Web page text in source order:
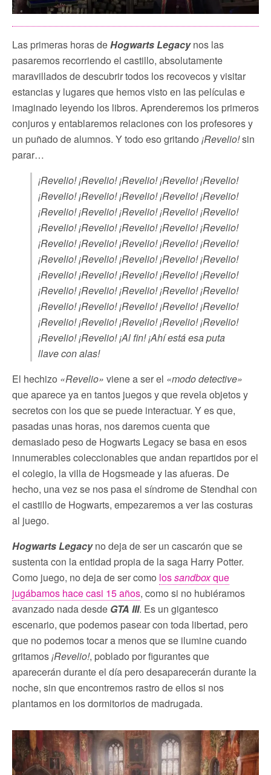
Las primeras horas deHogwarts Legacynos las
pasaremos recorriendo el castillo, absolutamente
maravillados de descubrir todos los recovecos y visitar
estancias y lugares que hemos visto en las películas e
imaginado leyendo los libros. Aprenderemos los primeros
conjuros y entablaremos relaciones con los profesores y
un puñado de alumnos. Y todo eso gritando ¡Revelio!sin
parar…
¡Revelio! ¡Revelio! ¡Revelio! ¡Revelio! ¡Revelio!
¡Revelio! ¡Revelio! ¡Revelio! ¡Revelio! ¡Revelio!
¡Revelio! ¡Revelio! ¡Revelio! ¡Revelio! ¡Revelio!
¡Revelio! ¡Revelio! ¡Revelio! ¡Revelio! ¡Revelio!
¡Revelio! ¡Revelio! ¡Revelio! ¡Revelio! ¡Revelio!
¡Revelio! ¡Revelio! ¡Revelio! ¡Revelio! ¡Revelio!
¡Revelio! ¡Revelio! ¡Revelio! ¡Revelio! ¡Revelio!
¡Revelio! ¡Revelio! ¡Revelio! ¡Revelio! ¡Revelio!
¡Revelio! ¡Revelio! ¡Revelio! ¡Revelio! ¡Revelio!
¡Revelio! ¡Revelio! ¡Revelio! ¡Revelio! ¡Revelio!
¡Revelio! ¡Revelio! ¡Al fin! ¡Ahí está esa puta
llave con alas!
El hechizo «Revelio» viene a ser el «modo detective»
que aparece ya en tantos juegos y que revela objetos y
secretos con los que se puede interactuar. Y es que,
pasadas unas horas, nos daremos cuenta que
demasiado peso de Hogwarts Legacy se basa en esos
innumerables coleccionables que andan repartidos por el
el colegio, la villa de Hogsmeade y las afueras. De
hecho, una vez se nos pasa el síndrome de Stendhal con
el castillo de Hogwarts, empezaremos a ver las costuras
al juego.
Hogwarts Legacyno deja de ser un cascarón que se
sustenta con la entidad propia de la saga Harry Potter.
Como juego, no deja de ser como lossandboxque
jugábamos hace casi 15 años, como si no hubiéramos
avanzado nada desde GTA III. Es un gigantesco
escenario, que podemos pasear con toda libertad, pero
que no podemos tocar a menos que se ilumine cuando
gritamos¡Revelio!, poblado por figurantes que
aparecerán durante el día pero desaparecerán durante la
noche, sin que encontremos rastro de ellos si nos
plantamos en los dormitorios de madrugada.